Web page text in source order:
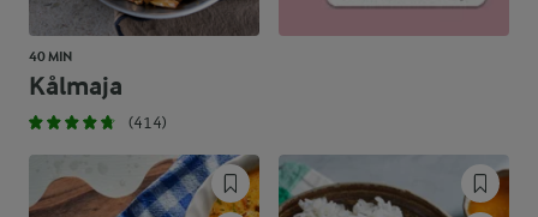
40 MIN
Kålmaja
(414)